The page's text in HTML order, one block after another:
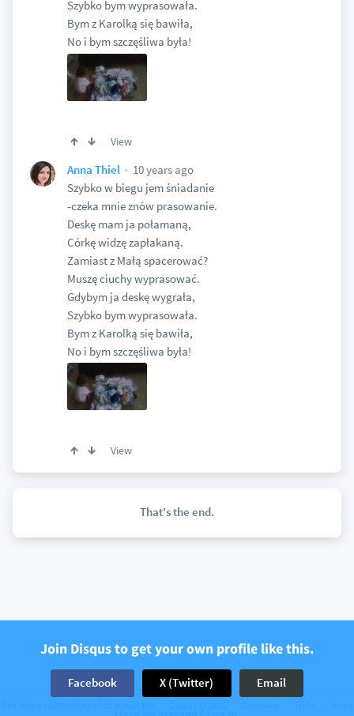
Szybko bym wyprasowała.
Bym z Karolką się bawiła,
No i bym szczęśliwa była!
View
Anna Thiel
10 years ago
Szybko w biegu jem śniadanie
-czeka mnie znów prasowanie.
Deskę mam ja połamaną,
Córkę widzę zapłakaną.
Zamiast z Małą spacerować?
Muszę ciuchy wyprasować.
Gdybym ja deskę wygrała,
Szybko bym wyprasowała.
Bym z Karolką się bawiła,
No i bym szczęśliwa była!
View
That's the end.
Join Disqus to get your own profile like this.
Facebook X (Twitter) Email